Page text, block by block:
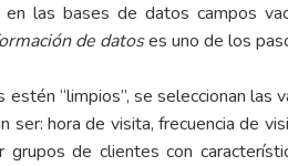
en las bases de datos campos
de datoses uno de los
estén “limpios”, se seleccionan
ser: hora de visita, frecuencia de
grupos de clientes con